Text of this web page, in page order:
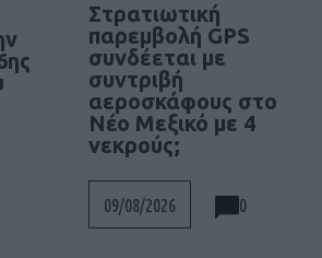
Στρατιωτική
παρεμβολή GPS
συνδέεται με
συντριβή
αεροσκάφους στο
Νέο Μεξικό με 4
νεκρούς;
09/08/2026 0